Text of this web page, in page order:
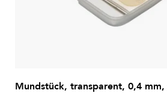
Mundstück, transparent, 0,4